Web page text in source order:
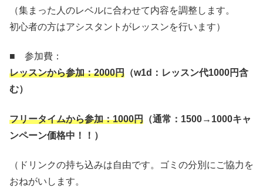
（集まった人のレベルに合わせて内容を調整します。
初心者の方はアシスタントがレッスンを行います）
■ 参加費：
レッスンから参加：2000円 （w1d ：レッスン代1000円含
む）
フリータイムから参加：1000円 （通常： 1500→1000キャ
ンペーン価格中！！）
（ドリンクの持ち込みは自由です。ゴミの分別にご協力を
おねがいします。